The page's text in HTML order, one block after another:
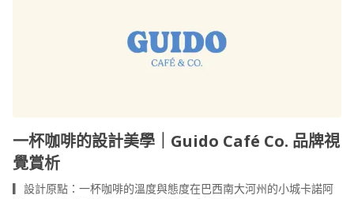
一杯咖啡的設計美學｜Guido Café Co. 品牌視
覺賞析
▎設計原點：一杯咖啡的溫度與態度在巴西南大河州的小城卡諾阿